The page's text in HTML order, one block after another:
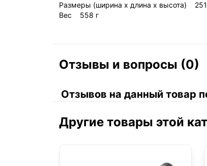
Размеры (ширина x длина x высота)
Вес 558 г
Отзывы и вопросы (0)
Отзывов на данный товар
Другие товары этой